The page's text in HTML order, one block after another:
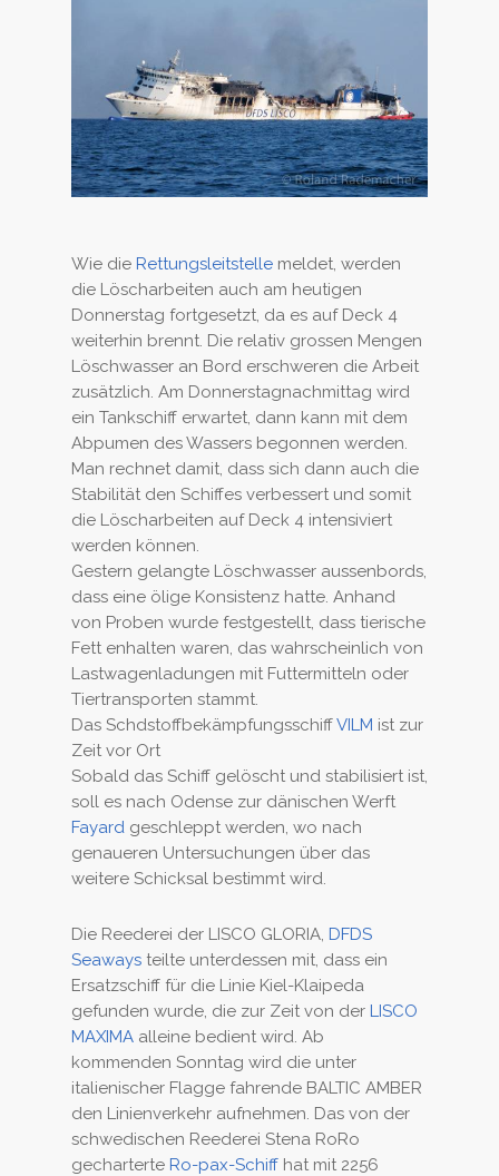
Wie die Rettungsleitstelle meldet, werden
die Löscharbeiten auch am heutigen
Donnerstag fortgesetzt, da es auf Deck 4
weiterhin brennt. Die relativ grossen Mengen
Löschwasser an Bord erschweren die Arbeit
zusätzlich. Am Donnerstagnachmittag wird
ein Tankschiff erwartet, dann kann mit dem
Abpumen des Wassers begonnen werden.
Man rechnet damit, dass sich dann auch die
Stabilität den Schiffes verbessert und somit
die Löscharbeiten auf Deck 4 intensiviert
werden können.
Gestern gelangte Löschwasser aussenbords,
dass eine ölige Konsistenz hatte. Anhand
von Proben wurde festgestellt, dass tierische
Fett enhalten waren, das wahrscheinlich von
Lastwagenladungen mit Futtermitteln oder
Tiertransporten stammt.
Das SchdstoffbekämpfungsschiffVILM ist zur
Zeit vor Ort
Sobald das Schiff gelöscht und stabilisiert ist,
soll es nach Odense zur dänischen Werft
Fayard geschleppt werden, wo nach
genaueren Untersuchungen über das
weitere Schicksal bestimmt wird.
Die Reederei der LISCO GLORIA, DFDS
Seaways teilte unterdessen mit, dass ein
Ersatzschiff für die Linie Kiel-Klaipeda
gefunden wurde, die zur Zeit von der LISCO
MAXIMA alleine bedient wird. Ab
kommenden Sonntag wird die unter
italienischer Flagge fahrende BALTIC AMBER
den Linienverkehr aufnehmen. Das von der
schwedischen Reederei Stena RoRo
gecharterte Ro-pax-Schiff hat mit 2256